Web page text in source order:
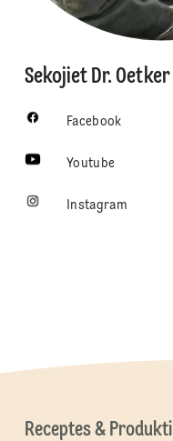
Sekojiet Dr. Oetker
Facebook
Youtube
Instagram
Receptes & Produkti